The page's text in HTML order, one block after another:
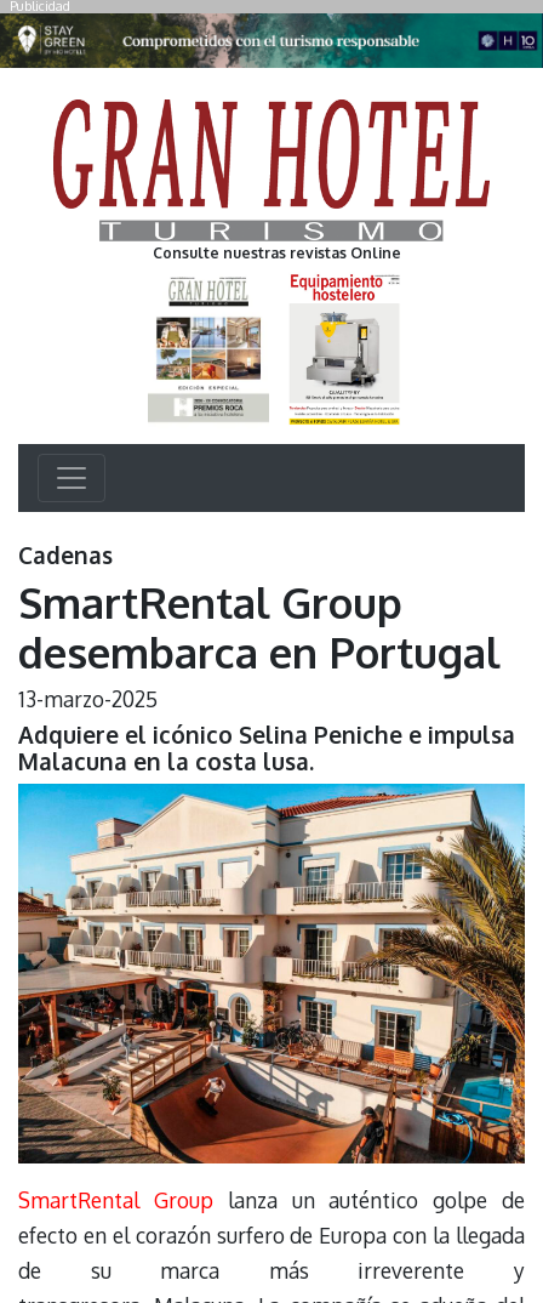
Publicidad
Consulte nuestras revistas Online
Cadenas
SmartRental Group
desembarca en Portugal
13-marzo-2025
Adquiere el icónico Selina Peniche e impulsa
Malacuna en la costa lusa.
SmartRental Grouplanza un auténtico golpe de
efecto en el corazón surfero de Europa con la llegada
de su marca más irreverente y